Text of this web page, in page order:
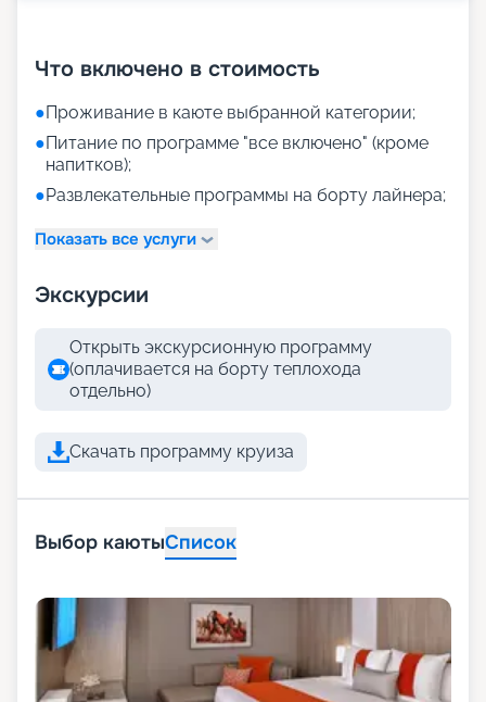
Что включено в стоимость
●Проживание в каюте выбранной категории;
●Питание по программе "все включено" (кроме
напитков);
●Развлекательные программы на борту лайнера;
Показать все услуги
Экскурсии
Открыть экскурсионную программу
(оплачивается на борту теплохода
отдельно)
Скачать программу круиза
Выбор каютыСписок